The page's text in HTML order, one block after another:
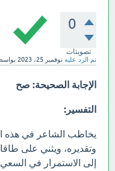
0
تصويتات
تم الرد عليه نوفمبر 25، 2023
الإجابة الصحيحة: صح
التفسير:
يخاطب الشاعر في هذه
وتقديره، ويثني على
إلى الاستمرار في السعي